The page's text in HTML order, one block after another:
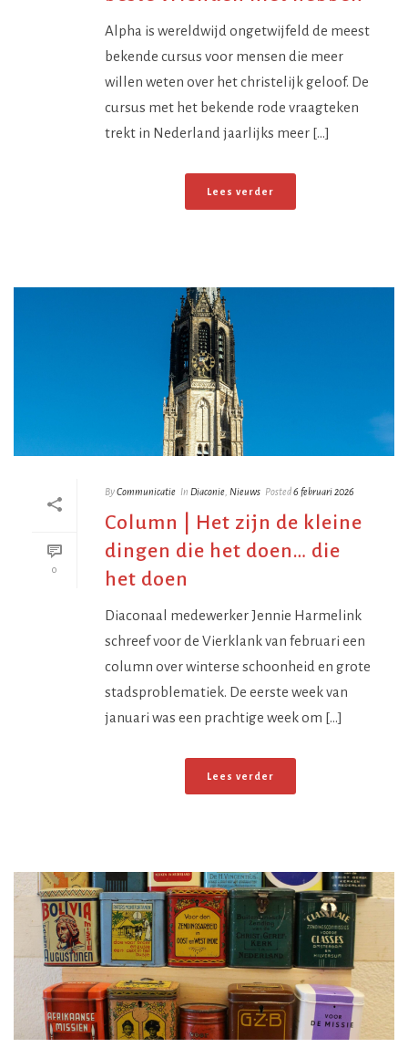
Alpha is wereldwijd ongetwijfeld de meest
bekende cursus voor mensen die meer
willen weten over het christelijk geloof. De
cursus met het bekende rode vraagteken
trekt in Nederland jaarlijks meer [...]
Lees verder
0
ByCommunicatie In Diaconie Nieuws Posted6 februari 2026
Column | Het zijn de kleine
dingen die het doen… die
het doen
Diaconaal medewerker Jennie Harmelink
schreef voor de Vierklank van februari een
column over winterse schoonheid en grote
stadsproblematiek. De eerste week van
januari was een prachtige week om [...]
Lees verder